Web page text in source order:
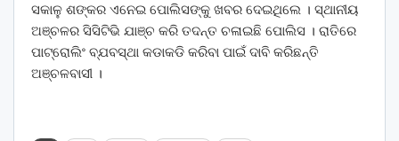
ସକାଳୁ ଶଙ୍କର ଏନେଇ ପୋଲିସଙ୍କୁ ଖବର ଦେଇଥିଲେ । ସ୍ଥାନୀୟ
ଅଞ୍ଚଳର ସିସିଟିଭି ଯାଞ୍ଚ କରି ତଦନ୍ତ ଚଳାଇଛି ପୋଲିସ । ରାତିରେ
ପାଟ୍ରୋଲିଂ ବ୍ଯବସ୍ଥା କଡାକଡି କରିବା ପାଇଁ ଦାବି କରିଛନ୍ତି
ଅଞ୍ଚଳବାସୀ ।